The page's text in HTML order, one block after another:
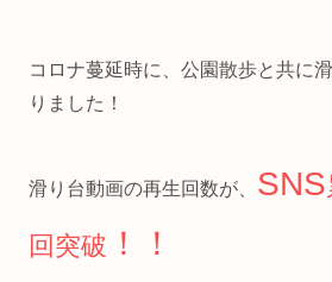
コロナ蔓延時に、公園散歩と共に
りました！
滑り台動画の再生回数が、 SNS
回突破 ！！